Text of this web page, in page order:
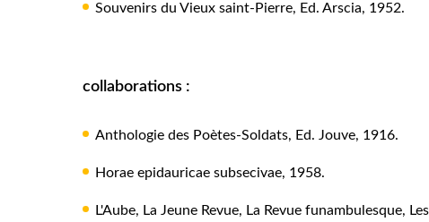
Souvenirs du Vieux saint-Pierre, Ed. Arscia, 1952.
collaborations :
Anthologie des Poètes-Soldats, Ed. Jouve, 1916.
Horae epidauricae subsecivae, 1958.
L'Aube, La Jeune Revue, La Revue funambulesque,